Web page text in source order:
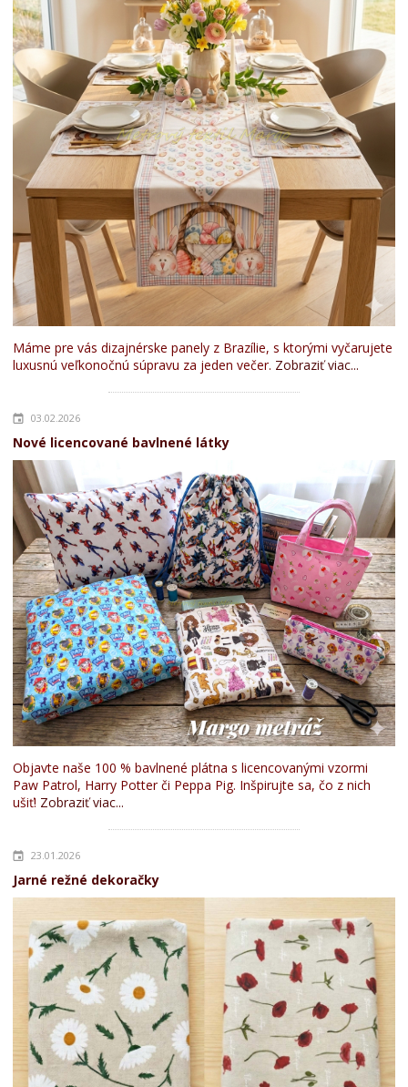
Máme pre vás dizajnérske panely z Brazílie, s ktorými vyčarujete
luxusnú veľkonočnú súpravu za jeden večer. Zobraziť viac...
03.02.2026
Nové licencované bavlnené látky
Objavte naše 100 % bavlnené plátna s licencovanými vzormi
Paw Patrol, Harry Potter či Peppa Pig. Inšpirujte sa, čo z nich
ušiť! Zobraziť viac...
23.01.2026
Jarné režné dekoračky